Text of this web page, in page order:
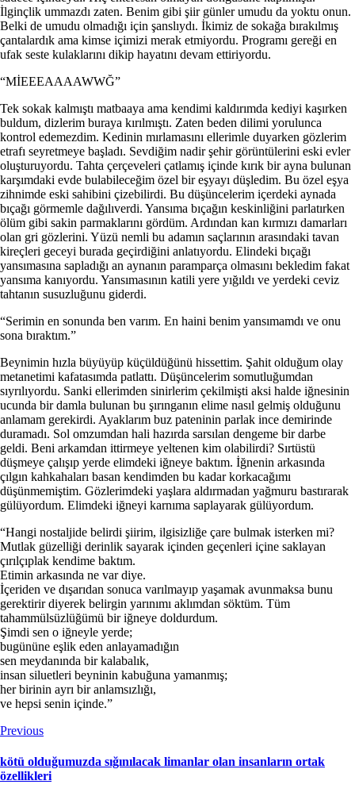
İlginçlik ummazdı zaten. Benim gibi şiir günler umudu da yoktu onun.
Belki de umudu olmadığı için şanslıydı. İkimiz de sokağa bırakılmış
çantalardık ama kimse içimizi merak etmiyordu. Programı gereği en
ufak seste kulaklarını dikip hayatını devam ettiriyordu.
“MİEEEAAAAWWĞ”
Tek sokak kalmıştı matbaaya ama kendimi kaldırımda kediyi kaşırken
buldum, dizlerim buraya kırılmıştı. Zaten beden dilimi yorulunca
kontrol edemezdim. Kedinin mırlamasını ellerimle duyarken gözlerim
etrafı seyretmeye başladı. Sevdiğim nadir şehir görüntülerini eski evler
oluşturuyordu. Tahta çerçeveleri çatlamış içinde kırık bir ayna bulunan
karşımdaki evde bulabileceğim özel bir eşyayı düşledim. Bu özel eşya
zihnimde eski sahibini çizebilirdi. Bu düşüncelerim içerdeki aynada
bıçağı görmemle dağılıverdi. Yansıma bıçağın keskinliğini parlatırken
ölüm gibi sakin parmaklarını gördüm. Ardından kan kırmızı damarları
olan gri gözlerini. Yüzü nemli bu adamın saçlarının arasındaki tavan
kireçleri geceyi burada geçirdiğini anlatıyordu. Elindeki bıçağı
yansımasına sapladığı an aynanın paramparça olmasını bekledim fakat
yansıma kanıyordu. Yansımasının katili yere yığıldı ve yerdeki ceviz
tahtanın susuzluğunu giderdi.
“Serimin en sonunda ben varım. En haini benim yansımamdı ve onu
sona bıraktım.”
Beynimin hızla büyüyüp küçüldüğünü hissettim. Şahit olduğum olay
metanetimi kafatasımda patlattı. Düşüncelerim somutluğumdan
sıyrılıyordu. Sanki ellerimden sinirlerim çekilmişti aksi halde iğnesinin
ucunda bir damla bulunan bu şırınganın elime nasıl gelmiş olduğunu
anlamam gerekirdi. Ayaklarım buz pateninin parlak ince demirinde
duramadı. Sol omzumdan hali hazırda sarsılan dengeme bir darbe
geldi. Beni arkamdan ittirmeye yeltenen kim olabilirdi? Sırtüstü
düşmeye çalışıp yerde elimdeki iğneye baktım. İğnenin arkasında
çılgın kahkahaları basan kendimden bu kadar korkacağımı
düşünmemiştim. Gözlerimdeki yaşlara aldırmadan yağmuru bastırarak
gülüyordum. Elimdeki iğneyi karnıma saplayarak gülüyordum.
“Hangi nostaljide belirdi şiirim, ilgisizliğe çare bulmak isterken mi?
Mutlak güzelliği derinlik sayarak içinden geçenleri içine saklayan
çırılçıplak kendime baktım.
Etimin arkasında ne var diye.
İçeriden ve dışarıdan sonuca varılmayıp yaşamak avunmaksa bunu
gerektirir diyerek belirgin yarınımı aklımdan söktüm. Tüm
tahammülsüzlüğümü bir iğneye doldurdum.
Şimdi sen o iğneyle yerde;
bugününe eşlik eden anlayamadığın
sen meydanında bir kalabalık,
insan siluetleri beyninin kabuğuna yamanmış;
her birinin ayrı bir anlamsızlığı,
ve hepsi senin içinde.”
Previous
kötü olduğumuzda sığınılacak limanlar olan insanların ortak
özellikleri